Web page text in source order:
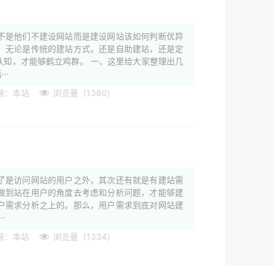
他们不建设网站而是建设网站该如何判断优异
论是传统的建站方式，还是自助建站，还是定
，才能够鹤立鸡群。 一、这里给大家整理出几
：本站
浏览量（1380）
访问网站的用户之外，其次还有就是有建站需
站在用户的角度去考虑和分析问题，才能够建
求分析之上的。那么，用户需求到底对网站建
：本站
浏览量（1334）